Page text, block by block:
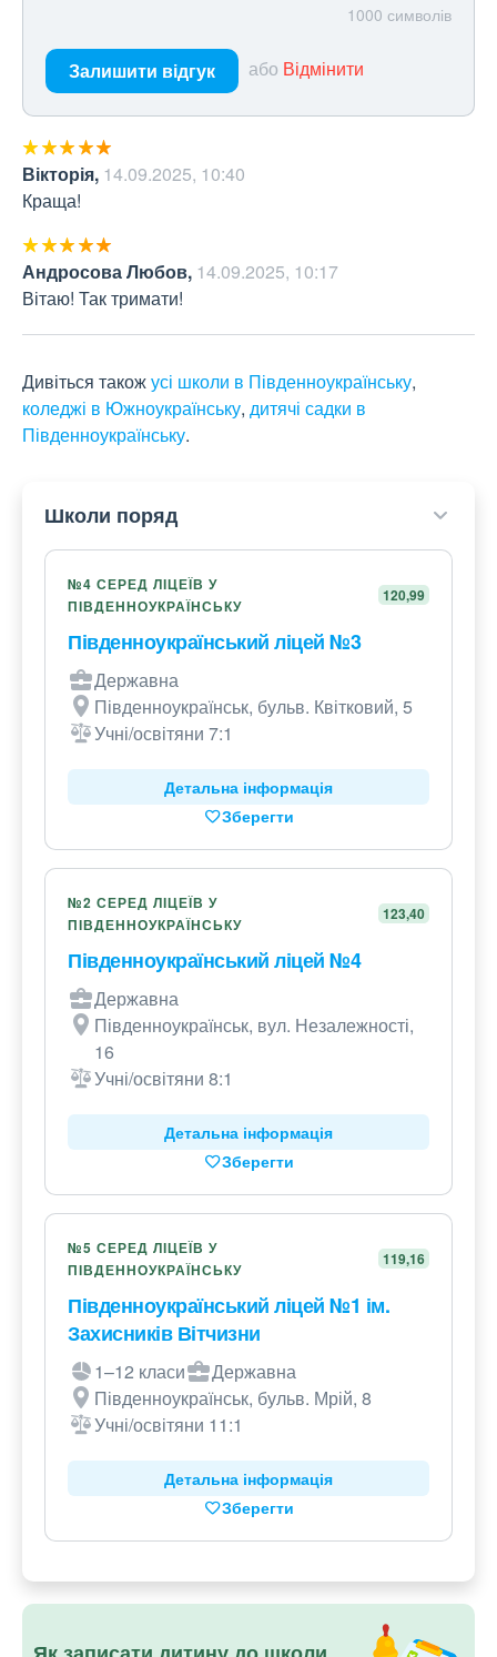
1000 символів
Залишити відгук або Відмінити
Вікторія, 14.09.2025, 10:40
Краща!
Андросова Любов, 14.09.2025, 10:17
Вітаю! Так тримати!
Дивіться такожусі школи в Південноукраїнську,
коледжі в Южноукраїнську, дитячі садки в
Південноукраїнську.
Школи поряд
№4 СЕРЕД ЛІЦЕЇВ У
ПІВДЕННОУКРАЇНСЬКУ
120,99
Південноукраїнський ліцей №3
Державна
Південноукраїнськ, бульв. Квітковий, 5
Учні/освітяни 7:1
Детальна інформація
Зберегти
№2 СЕРЕД ЛІЦЕЇВ У
ПІВДЕННОУКРАЇНСЬКУ
123,40
Південноукраїнський ліцей №4
Державна
Південноукраїнськ, вул. Незалежності,
16
Учні/освітяни 8:1
Детальна інформація
Зберегти
№5 СЕРЕД ЛІЦЕЇВ У
ПІВДЕННОУКРАЇНСЬКУ
119,16
Південноукраїнський ліцей №1 ім.
Захисників Вітчизни
1–12 класи
Державна
Південноукраїнськ, бульв. Мрій, 8
Учні/освітяни 11:1
Детальна інформація
Зберегти